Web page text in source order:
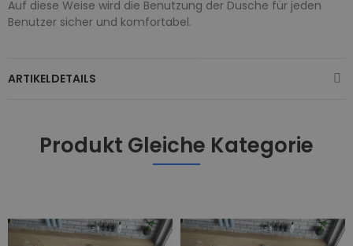
Auf diese Weise wird die Benutzung der Dusche für jeden
Benutzer sicher und komfortabel.
ARTIKELDETAILS
Produkt Gleiche Kategorie